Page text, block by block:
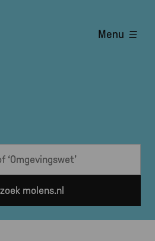
Hoofdnavigatie
Menu